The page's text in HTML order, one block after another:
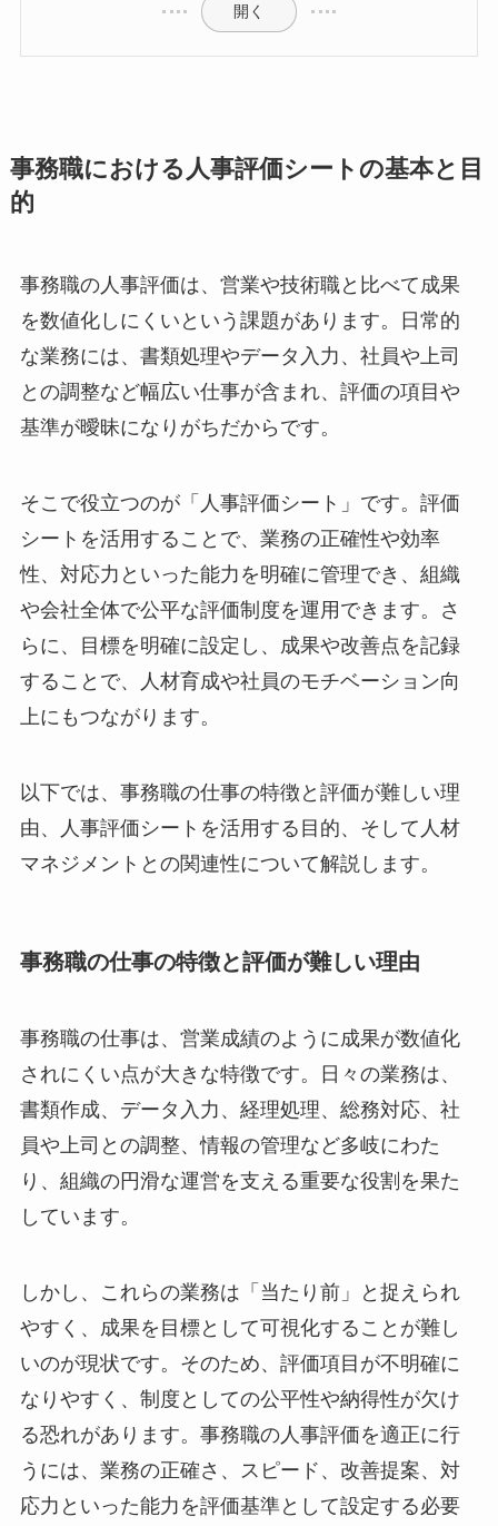
開く
事務職における人事評価シートの基本と目
的
事務職の人事評価は、営業や技術職と比べて成果
を数値化しにくいという課題があります。日常的
な業務には、書類処理やデータ入力、社員や上司
との調整など幅広い仕事が含まれ、評価の項目や
基準が曖昧になりがちだからです。
そこで役立つのが「人事評価シート」です。評価
シートを活用することで、業務の正確性や効率
性、対応力といった能力を明確に管理でき、組織
や会社全体で公平な評価制度を運用できます。さ
らに、目標を明確に設定し、成果や改善点を記録
することで、人材育成や社員のモチベーション向
上にもつながります。
以下では、事務職の仕事の特徴と評価が難しい理
由、人事評価シートを活用する目的、そして人材
マネジメントとの関連性について解説します。
事務職の仕事の特徴と評価が難しい理由
事務職の仕事は、営業成績のように成果が数値化
されにくい点が大きな特徴です。日々の業務は、
書類作成、データ入力、経理処理、総務対応、社
員や上司との調整、情報の管理など多岐にわた
り、組織の円滑な運営を支える重要な役割を果た
しています。
しかし、これらの業務は「当たり前」と捉えられ
やすく、成果を目標として可視化することが難し
いのが現状です。そのため、評価項目が不明確に
なりやすく、制度としての公平性や納得性が欠け
る恐れがあります。事務職の人事評価を適正に行
うには、業務の正確さ、スピード、改善提案、対
応力といった能力を評価基準として設定する必要